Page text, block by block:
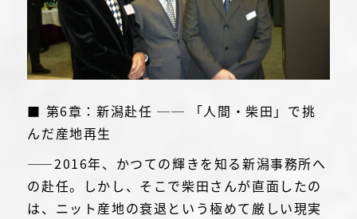
■ 第6章：新潟赴任 ── 「人間・柴田」で挑
んだ産地再生
――2016年、かつての輝きを知る新潟事務所へ
の赴任。しかし、そこで柴田さんが直面したの
は、ニット産地の衰退という極めて厳しい現実